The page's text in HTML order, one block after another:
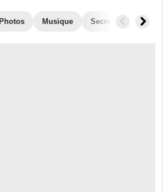
Photos Musique Secrets de tournage